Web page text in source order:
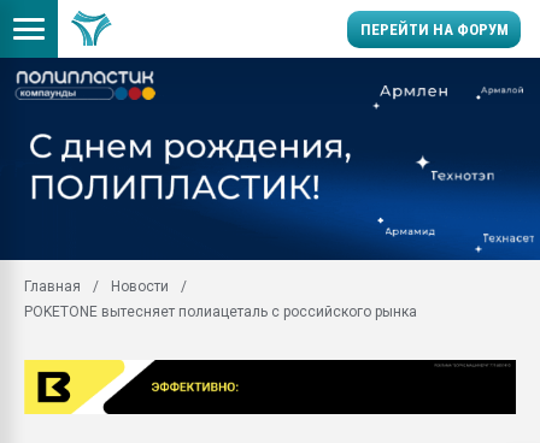
ПЕРЕЙТИ НА ФОРУМ
заводу пластмасс"
28.07.2026
Главная
Новости
POKETONE вытесняет полиацеталь с российского рынка